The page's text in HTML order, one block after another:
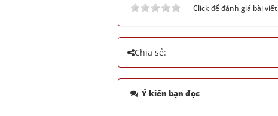
Click để đánh giá bài viết
Chia sẻ:
Ý kiến bạn đọc